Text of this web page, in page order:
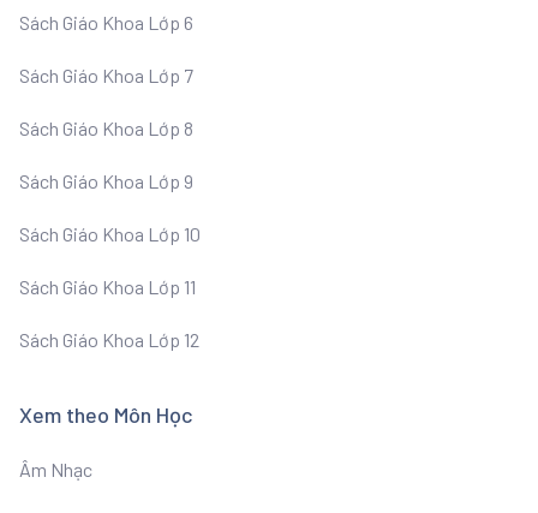
Sách Giáo Khoa Lớp 6
Sách Giáo Khoa Lớp 7
Sách Giáo Khoa Lớp 8
Sách Giáo Khoa Lớp 9
Sách Giáo Khoa Lớp 10
Sách Giáo Khoa Lớp 11
Sách Giáo Khoa Lớp 12
Xem theo Môn Học
Âm Nhạc